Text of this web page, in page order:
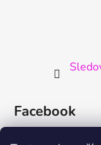
Facebook